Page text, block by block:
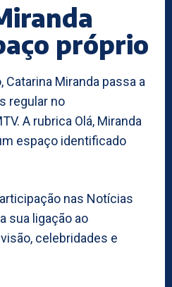
próprio
Miranda passa a
regular no
A rubrica Olá, Miranda
espaço identificado
nas Notícias
sua ligação ao
celebridades e